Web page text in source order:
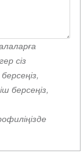
сіз
берсеңіз,